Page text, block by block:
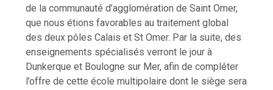
de la communauté d’agglomération de Saint Omer,
que nous étions favorables au traitement global
des deux pôles Calais et St Omer. Par la suite, des
enseignements spécialisés verront le jour à
Dunkerque et Boulogne sur Mer, afin de compléter
l’offre de cette école multipolaire dont le siège sera